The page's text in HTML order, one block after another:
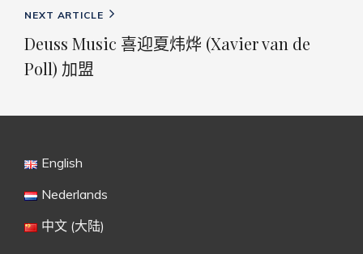
Next
Post
NEXT ARTICLE
Deuss Music 喜迎夏炜烨 (Xavier van de
Poll) 加盟
English
Nederlands
中文 (大陆)